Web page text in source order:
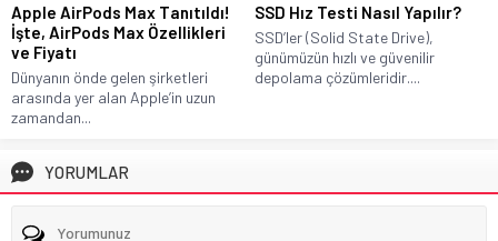
Apple AirPods Max Tanıtıldı!
İşte, AirPods Max Özellikleri
ve Fiyatı
Dünyanın önde gelen şirketleri
arasında yer alan Apple’in uzun
zamandan...
SSD Hız Testi Nasıl Yapılır?
SSD’ler (Solid State Drive),
günümüzün hızlı ve güvenilir
depolama çözümleridir....
YORUMLAR